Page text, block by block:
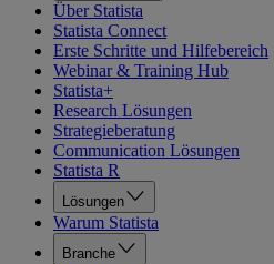
Über Statista
Statista Connect
Erste Schritte und Hilfebereich
Webinar & Training Hub
Statista+
Research Lösungen
Strategieberatung
Communication Lösungen
Statista R
Lösungen
Warum Statista
Branche